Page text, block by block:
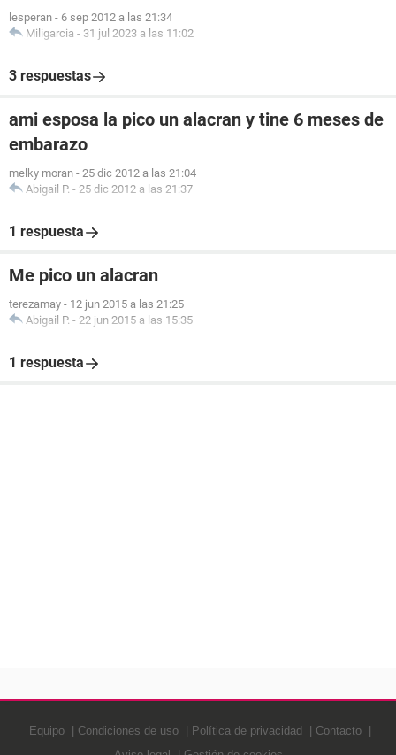
lesperan - 6 sep 2012 a las 21:34
Miligarcia - 31 jul 2023 a las 11:02
3 respuestas
ami esposa la pico un alacran y tine 6 meses de
embarazo
melky moran - 25 dic 2012 a las 21:04
Abigail P. - 25 dic 2012 a las 21:37
1 respuesta
Me pico un alacran
terezamay - 12 jun 2015 a las 21:25
Abigail P. - 22 jun 2015 a las 15:35
1 respuesta
Equipo Condiciones de uso Política de privacidad
Contacto